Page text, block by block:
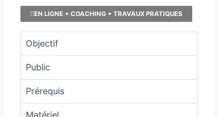
EN LIGNE + COACHING + TRAVAUX PRATIQUES
Objectif
Public
Prérequis
Matériel